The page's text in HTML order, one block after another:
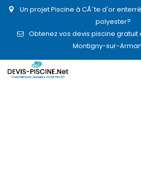
Un projet Piscine à CÃ´te d'or
polyester?
Obtenez vos devis piscine
Montigny-sur-